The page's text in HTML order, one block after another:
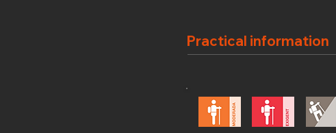
Practical information